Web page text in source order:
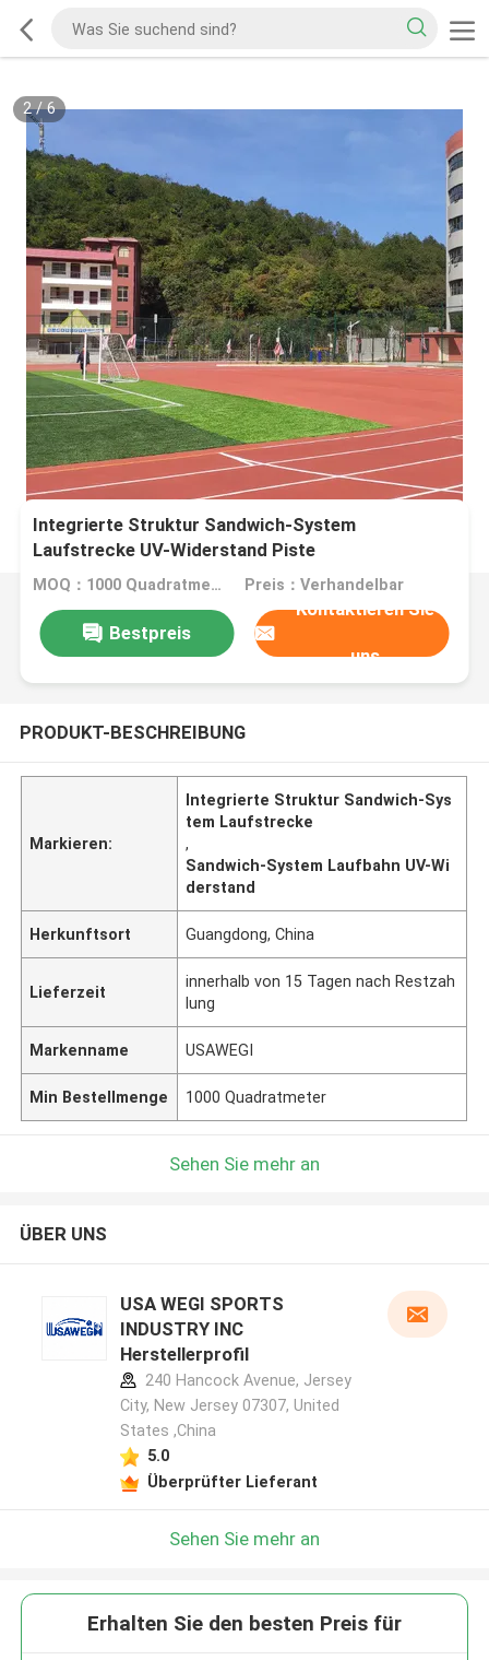
2/6
Integrierte Struktur Sandwich-System
Laufstrecke UV-Widerstand Piste
MOQ：1000 Quadratmeter Preis：Verhandelbar
Bestpreis
Kontaktieren Sie
uns
PRODUKT-BESCHREIBUNG
Markieren:
Integrierte Struktur Sandwich-Sys
tem Laufstrecke
,
Sandwich-System Laufbahn UV-Wi
derstand
Herkunftsort Guangdong, China
Lieferzeit
innerhalb von 15 Tagen nach Restzah
lung
Markenname USAWEGI
Min Bestellmenge 1000 Quadratmeter
Sehen Sie mehr an
ÜBER UNS
USA WEGI SPORTS
INDUSTRY INC
Herstellerprofil
240 Hancock Avenue, Jersey
City, New Jersey 07307, United
States ,China
5.0
Überprüfter Lieferant
Sehen Sie mehr an
Erhalten Sie den besten Preis für